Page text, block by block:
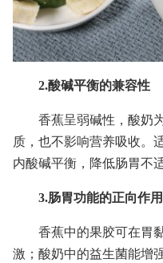
2.酸碱平衡的兼容性
香蕉呈弱碱性，酸奶
质，也不影响营养吸收。
内酸碱平衡，降低肠胃不
3.肠胃功能的正向作用
香蕉中的果胶可在胃
激；酸奶中的益生菌能增